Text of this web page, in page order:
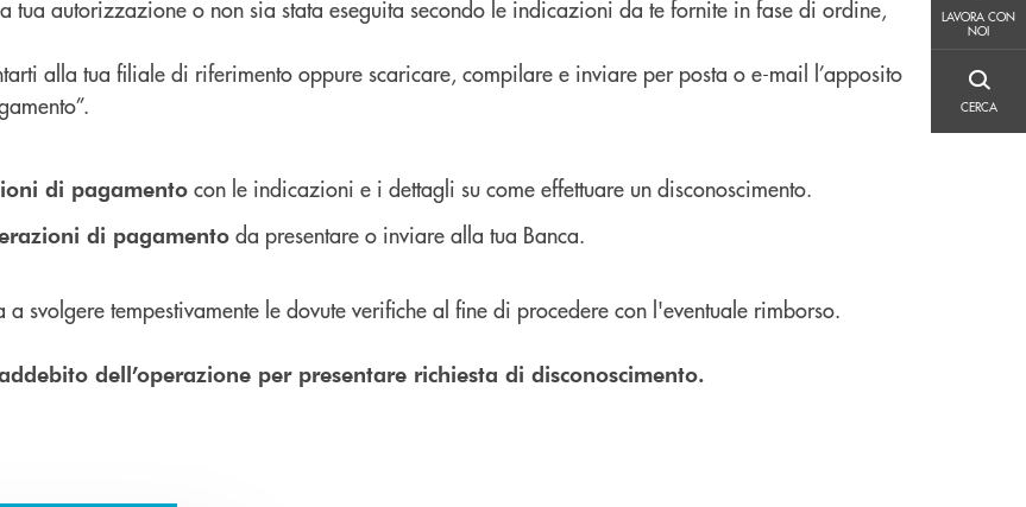
LAVORA CON
NOI
LAVORA CON NOI
CERCA
CERCA
tua autorizzazione o non sia stata eseguita secondo le indicazioni da te fornite in fase di ordine,
alla tua filiale di riferimento oppure scaricare, compilare e inviare per posta o e-mail l’apposito
di pagamento con le indicazioni e i dettagli su come effettuare un disconoscimento.
di pagamento da presentare o inviare alla tua Banca.
svolgere tempestivamente le dovute verifiche al fine di procedere con l'eventuale rimborso.
dell’operazione per presentare richiesta di disconoscimento.